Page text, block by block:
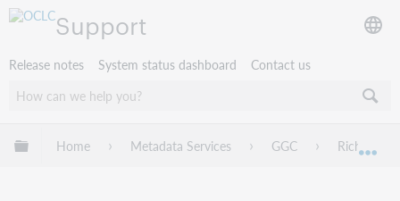
Support
Release notes System status dashboard Contact us
Expand/collapse global hierarchy
Home Metadata Services GGC Richtlijnen